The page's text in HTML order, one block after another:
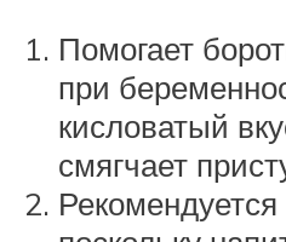
Помогает
при
кисловатый
смягчает